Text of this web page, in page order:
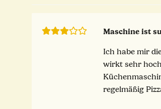
Maschine ist
Ich habe mir
wirkt sehr
regelmäßig